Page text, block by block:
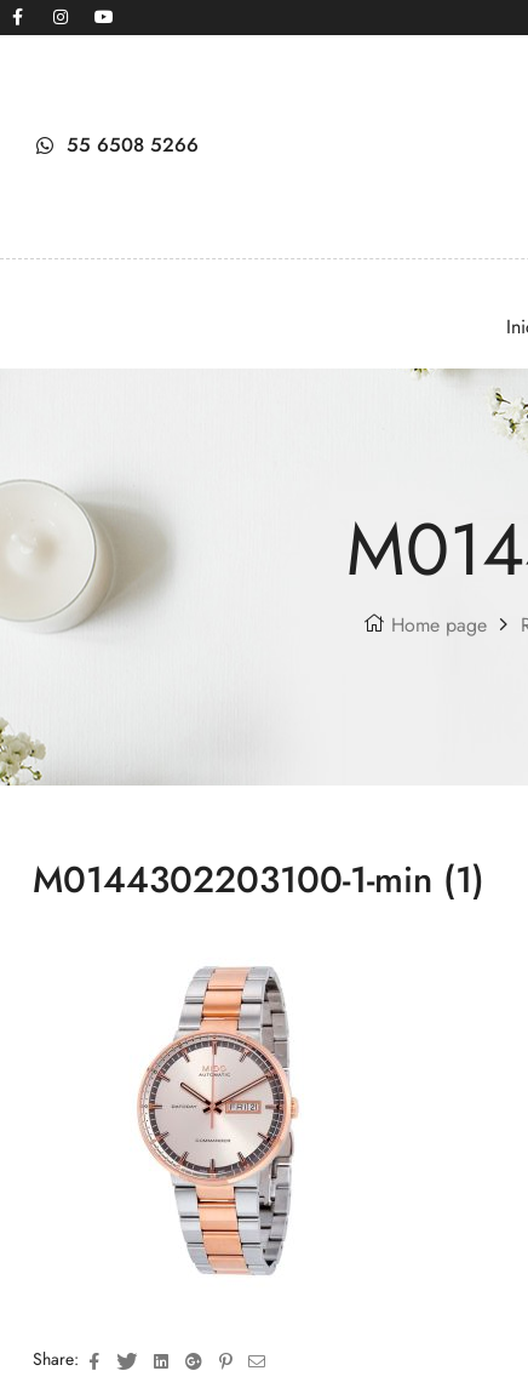
55 6508 5266
Home page
M0144302203100-1-min (1)
Share: FacebookTwitterLinkedinGoogle+Pinterest
Email